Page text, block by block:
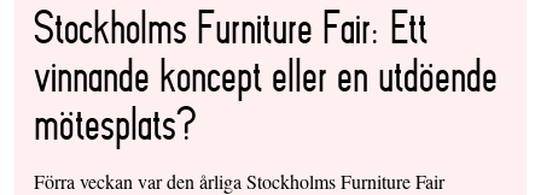
Stockholms Furniture Fair: Ett
vinnande koncept eller en utdöende
mötesplats?
Förra veckan var den årliga Stockholms Furniture Fair